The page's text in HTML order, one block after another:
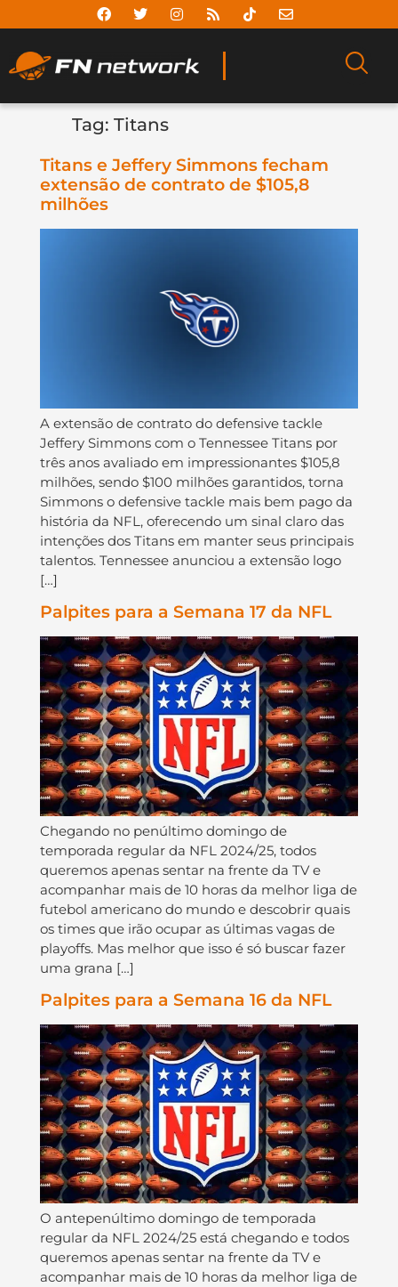
Tag: Titans
Titans e Jeffery Simmons fecham
extensão de contrato de $105,8
milhões
A extensão de contrato do defensive tackle
Jeffery Simmons com o Tennessee Titans por
três anos avaliado em impressionantes $105,8
milhões, sendo $100 milhões garantidos, torna
Simmons o defensive tackle mais bem pago da
história da NFL, oferecendo um sinal claro das
intenções dos Titans em manter seus principais
talentos. Tennessee anunciou a extensão logo
[…]
Palpites para a Semana 17 da NFL
Chegando no penúltimo domingo de
temporada regular da NFL 2024/25, todos
queremos apenas sentar na frente da TV e
acompanhar mais de 10 horas da melhor liga de
futebol americano do mundo e descobrir quais
os times que irão ocupar as últimas vagas de
playoffs. Mas melhor que isso é só buscar fazer
uma grana […]
Palpites para a Semana 16 da NFL
O antepenúltimo domingo de temporada
regular da NFL 2024/25 está chegando e todos
queremos apenas sentar na frente da TV e
acompanhar mais de 10 horas da melhor liga de